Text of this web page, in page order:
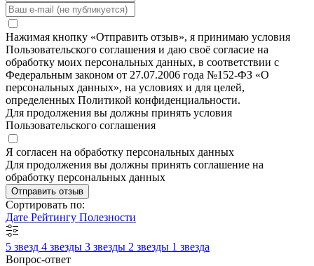
Нажимая кнопку «Отправить отзыв», я принимаю условия
Пользовательского соглашения и даю своё согласие на
обработку моих персональных данных, в соответствии с
Федеральным законом от 27.07.2006 года №152-ФЗ «О
персональных данных», на условиях и для целей,
определенных Политикой конфиденциальности.
Для продолжения вы должны принять условия
Пользовательского соглашения
Я согласен на обработку персональных данных
Для продолжения вы должны принять соглашение на
обработку персональных данных
Отправить отзыв
Сортировать по:
Дате Рейтингу Полезности
5 звезд 4 звезды 3 звезды 2 звезды 1 звезда
Вопрос-ответ